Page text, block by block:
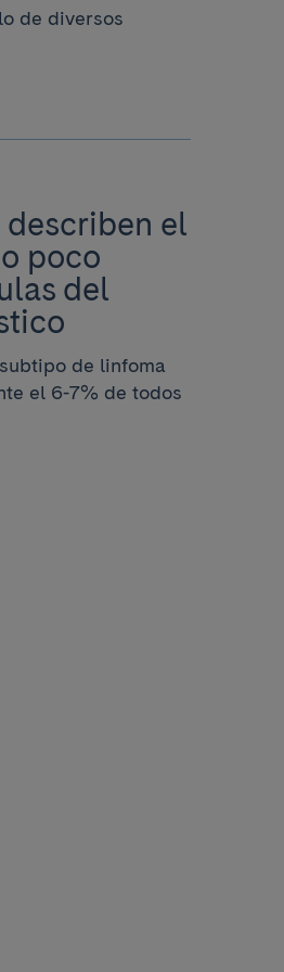
de diversos
el
poco
del
de linfoma
el 6-7% de todos